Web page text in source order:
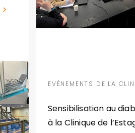
EVÉNEMENTS DE LA
Sensibilisation au
à la Clinique de